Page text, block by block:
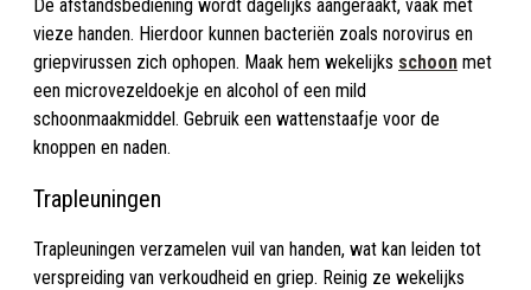
De afstandsbediening wordt dagelijks aangeraakt, vaak met
vieze handen. Hierdoor kunnen bacteriën zoals norovirus en
griepvirussen zich ophopen. Maak hem wekelijks schoon met
een microvezeldoekje en alcohol of een mild
schoonmaakmiddel. Gebruik een wattenstaafje voor de
knoppen en naden.
Trapleuningen
Trapleuningen verzamelen vuil van handen, wat kan leiden tot
verspreiding van verkoudheid en griep. Reinig ze wekelijks